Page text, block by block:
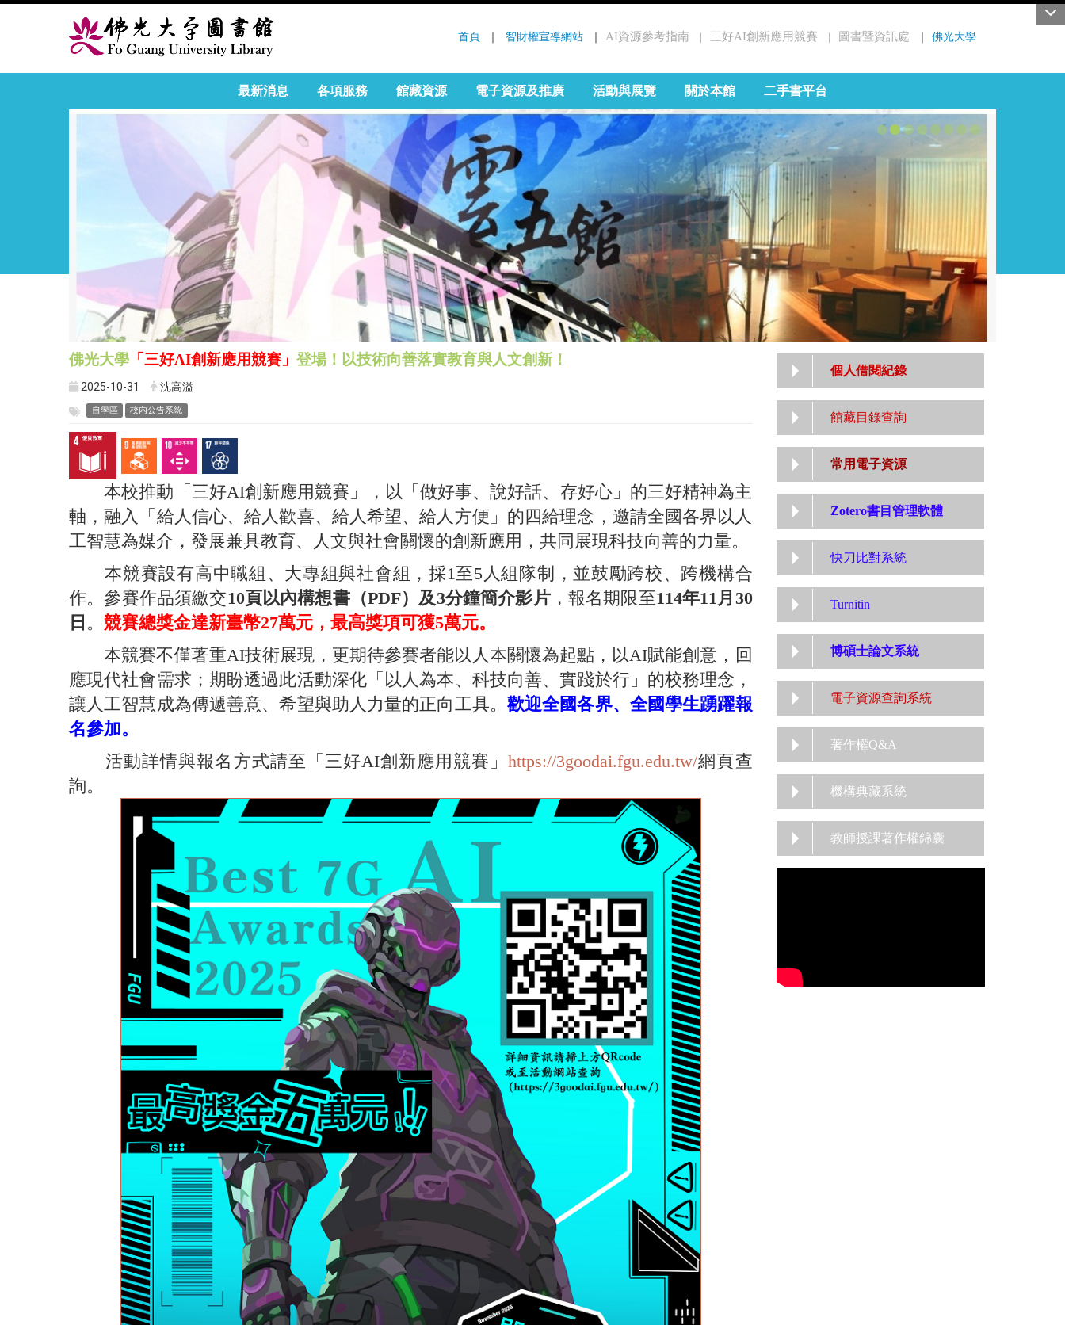
首頁 ｜ 智財權宣導網站 ｜ AI資源參考指南 三好AI創新應用競賽 圖書暨資訊處 ｜ 佛光大學
:::
最新消息 各項服務 館藏資源 電子資源及推廣 活動與展覽 關於本館 二手書平台
佛光大學 「三好AI創新應用競賽」 登場！以技術向善落實教育與人文創新！
2025-10-31 沈高溢
自學區 校內公告系統
本校推動「三好AI創新應用競賽」，以「做好事、說好話、存好心」的三好精神為主
軸，融入「給人信心、給人歡喜、給人希望、給人方便」的四給理念，邀請全國各界以人
工智慧為媒介，發展兼具教育、人文與社會關懷的創新應用，共同展現科技向善的力量。
本競賽設有高中職組、大專組與社會組，採1至5人組隊制，並鼓勵跨校、跨機構合
作。參賽作品須繳交10頁以內構想書（PDF） 及3分鐘簡介影片，報名期限至114年11月30
日 。 競賽總獎金達新臺幣27萬元 ，最高獎項可獲5萬元。
本競賽不僅著重AI技術展現，更期待參賽者能以人本關懷為起點，以AI賦能創意，回
應現代社會需求；期盼透過此活動深化「以人為本、科技向善、實踐於行」的校務理念，
讓人工智慧成為傳遞善意、希望與助人力量的正向工具。 歡迎全國各界、全國學生踴躍報
名參加。
活動詳情與報名方式請至「三好AI創新應用競賽」https://3goodai.fgu.edu.tw/網頁查
詢。
個人借閱紀錄
館藏目錄查詢
常用電子資源
Zotero書目管理軟體
快刀比對系統
Turnitin
博碩士論文系統
電子資源查詢系統
著作權Q&A
機構典藏系統
教師授課著作權錦囊